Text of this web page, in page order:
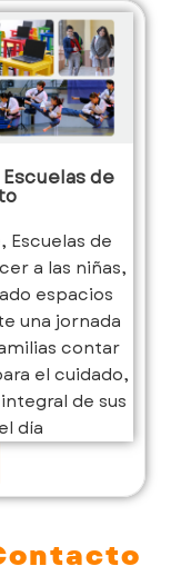
de
Escuelas de
a las niñas,
espacios
una jornada
contar
el cuidado,
de sus
día